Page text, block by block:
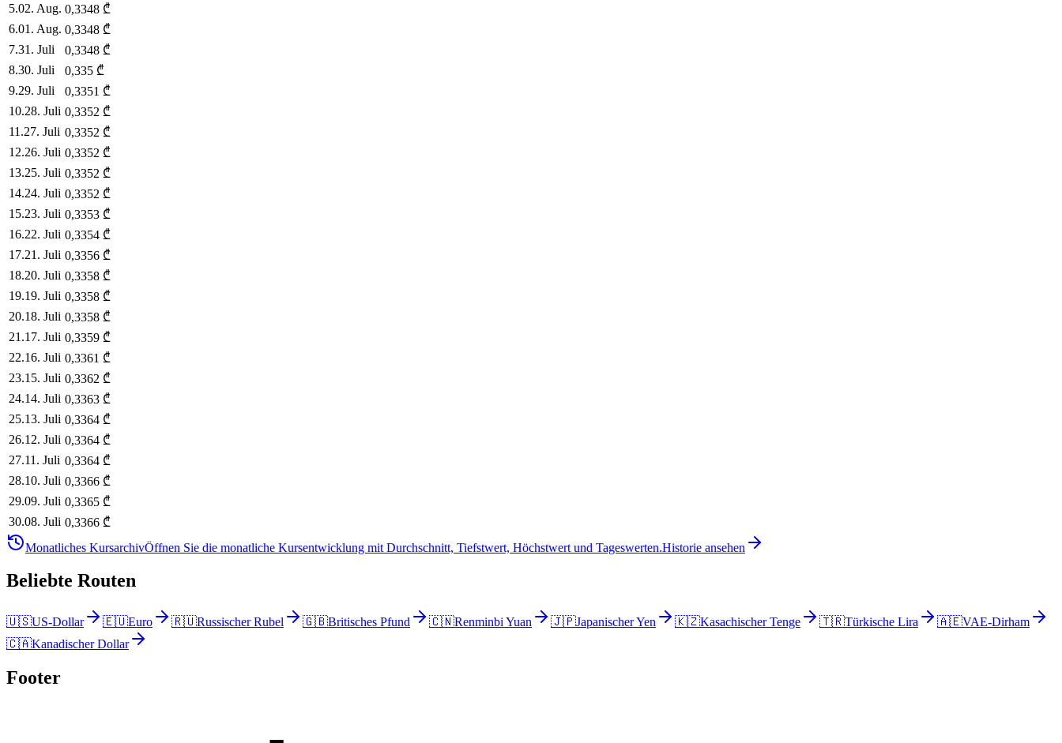
5.02. Aug. 0,3348 ₾
6.01. Aug. 0,3348 ₾
7.31. Juli 0,3348 ₾
8.30. Juli 0,335 ₾
9.29. Juli 0,3351 ₾
10.28. Juli 0,3352 ₾
11 .27. Juli 0,3352 ₾
12.26. Juli 0,3352 ₾
13.25. Juli 0,3352 ₾
14.24. Juli 0,3352 ₾
15.23. Juli 0,3353 ₾
16.22. Juli 0,3354 ₾
17.21. Juli 0,3356 ₾
18.20. Juli 0,3358 ₾
19.19. Juli 0,3358 ₾
20.18. Juli 0,3358 ₾
21 .17. Juli 0,3359 ₾
22.16. Juli 0,3361 ₾
23.15. Juli 0,3362 ₾
24.14. Juli 0,3363 ₾
25.13. Juli 0,3364 ₾
26.12. Juli 0,3364 ₾
27.11. Juli 0,3364 ₾
28.10. Juli 0,3366 ₾
29.09. Juli 0,3365 ₾
30.08. Juli 0,3366 ₾
Monatliches KursarchivÖffnen Sie die monatliche Kursentwicklung mit Durchschnitt, Tiefstwert, Höchstwert und Tageswerten.Historie ansehen
Beliebte Routen
🇺🇸US-Dollar 🇪🇺Euro 🇷🇺Russischer Rubel 🇬🇧Britisches Pfund 🇨🇳Renminbi Yuan 🇯🇵Japanischer Yen 🇰🇿Kasachischer Tenge 🇹🇷Türkische Lira 🇦🇪VAE-Dirham
🇨🇦Kanadischer Dollar
Footer